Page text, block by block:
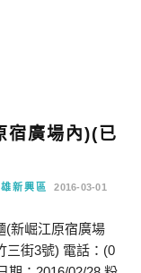
宿廣場內)(已
新興區 2016-03-01
崛江原宿廣場
三街3號) 電話：(0